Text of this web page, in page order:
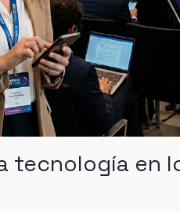
tecnología en